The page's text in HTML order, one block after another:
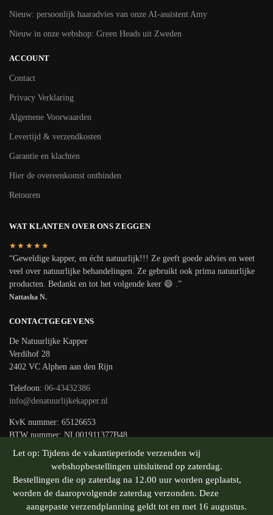
Let op: Tijdens de vakantieperiode verzenden wij
webshopbestellingen uitsluitend op zaterdag.
Bestellingen die op zaterdag na 12.00 uur worden geplaatst,
worden de daaropvolgende zaterdag verzonden. Deze
aangepaste verzendplanning geldt tot en met 16 augustus.
Nieuw: persoonlijk haaradvies van onze AI-assistent Amy
Nieuw in onze webshop: Green Heads uit Zweden
ACCOUNT
Contact
Privacy Verklaring
Algemene Voorwaarden
Levertijd & verzendkosten
Garantie en klachten
Hier de overeenkomst ontbinden
Retouren
WAT KLANTEN OVER ONS ZEGGEN
★★★★★
“Geweldige kapper, en écht natuurlijk!!! Ze geeft goede advies en weet
veel over natuurlijke behandelingen. Ze gebruikt ook prima natuurlijke
producten. Bedankt en tot het volgende keer 😄 .”
Nattasha N.
CONTACTGEGEVENS
De Natuurlijke Kapper
Verdihof 28
2402 VC Alphen aan den Rijn
Telefoon: 06-43432386
info@denatuurlijkekapper.nl
KvK nummer: 65126653
BTW nummer: NL001911377B48
© De Natuurlijke Kapper
Gebouwd door Milcraft